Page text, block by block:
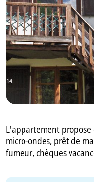
GB
IT
L'appartement propose
micro-ondes, prêt de
fumeur, chèques